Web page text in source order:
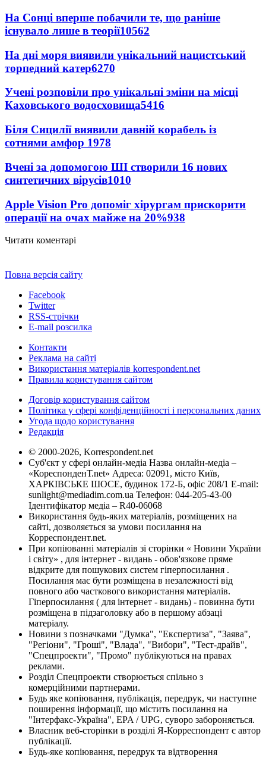
На Сонці вперше побачили те, що раніше
існувало лише в теорії10562
На дні моря виявили унікальний нацистський
торпедний катер6270
Учені розповіли про унікальні зміни на місці
Каховського водосховища5416
Біля Сицилії виявили давній корабель із
сотнями амфор 1978
Вчені за допомогою ШІ створили 16 нових
синтетичних вірусів1010
Apple Vision Pro допоміг хірургам прискорити
операції на очах майже на 20%938
Читати коментарі
Повна версія сайту
Facebook
Twitter
RSS-стрічки
E-mail розсилка
Контакти
Реклама на сайті
Використання матеріалів korrespondent.net
Правила користування сайтом
Договір користування сайтом
Політика у сфері конфіденційності і персональних даних
Угода щодо користування
Редакція
© 2000-2026, Korrespondent.net
Суб'єкт у сфері онлайн-медіа Назва онлайн-медіа –
«КореспонденТ.net» Адреса: 02091, місто Київ,
ХАРКІВСЬКЕ ШОСЕ, будинок 172-Б, офіс 208/1 E-mail:
sunlight@mediadim.com.ua Телефон: 044-205-43-00
Ідентифікатор медіа – R40-06068
Використання будь-яких матеріалів, розміщених на
сайті, дозволяється за умови посилання на
Корреспондент.net.
При копіюванні матеріалів зі сторінки « Новини України
і світу» , для інтернет - видань - обов'язкове пряме
відкрите для пошукових систем гіперпосилання .
Посилання має бути розміщена в незалежності від
повного або часткового використання матеріалів.
Гіперпосилання ( для інтернет - видань) - повинна бути
розміщена в підзаголовку або в першому абзаці
матеріалу.
Новини з позначками "Думка", "Експертиза", "Заява",
"Регіони", "Гроші", "Влада", "Вибори", "Тест-драйв",
"Спецпроекти", "Промо" публікуються на правах
реклами.
Розділ Спецпроекти створюється спільно з
комерційними партнерами.
Будь яке копіювання, публікація, передрук, чи наступне
поширення інформації, що містить посилання на
"Інтерфакс-Україна", EPA / UPG, суворо забороняється.
Власник веб-сторінки в розділі Я-Корреспондент є автор
публікації.
Будь-яке копіювання, передрук та відтворення